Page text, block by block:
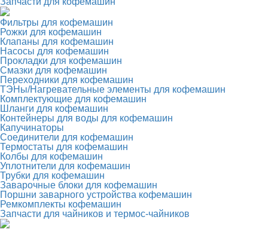
Фильтры для кофемашин
Рожки для кофемашин
Клапаны для кофемашин
Насосы для кофемашин
Прокладки для кофемашин
Смазки для кофемашин
Переходники для кофемашин
ТЭНы/Нагревательные элементы для кофемашин
Комплектующие для кофемашин
Шланги для кофемашин
Контейнеры для воды для кофемашин
Капучинаторы
Соединители для кофемашин
Термостаты для кофемашин
Колбы для кофемашин
Уплотнители для кофемашин
Трубки для кофемашин
Заварочные блоки для кофемашин
Поршни заварного устройства кофемашин
Ремкомплекты кофемашин
Запчасти для чайников и термос-чайников